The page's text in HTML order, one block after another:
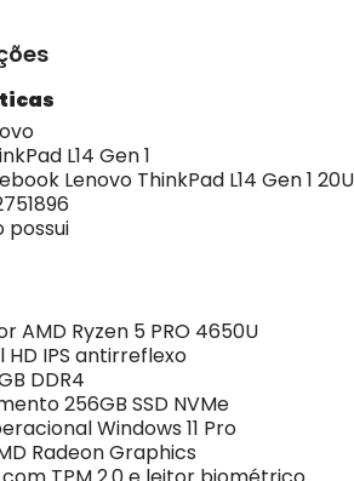
L14 Gen 1
Lenovo ThinkPad L14 Gen 1
possui
AMD Ryzen 5 PRO 4650U
HD IPS antirreflexo
DDR4
256GB SSD NVMe
Windows 11 Pro
Radeon Graphics